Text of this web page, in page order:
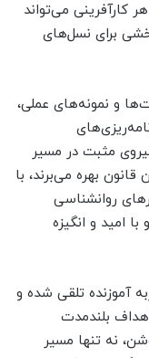
کارآفرینی می‌تواند
برای نسل‌های
و نمونه‌های عملی،
مثبت در مسیر
قانون بهره می‌برند، با
روانشناسی
امید و انگیزه
آموزنده تلقی شده و
بلندمدت
نه تنها مسیر